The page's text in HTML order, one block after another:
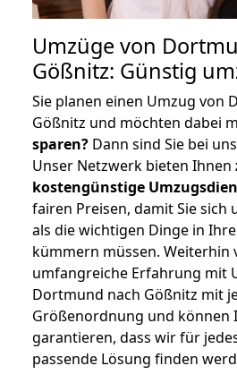
Umzüge von
Gößnitz: Günstig
Sie planen einen Umzug von
Gößnitz und möchten dabei
sparen? Dann sind Sie bei
Unser Netzwerk bieten Ihnen
kostengünstige
fairen Preisen, damit Sie sich
als die wichtigen Dinge in
kümmern müssen.
umfangreiche Erfahrung mit
Dortmund nach Gößnitz mit
Größenordnung und können
garantieren, dass wir für
passende Lösung finden